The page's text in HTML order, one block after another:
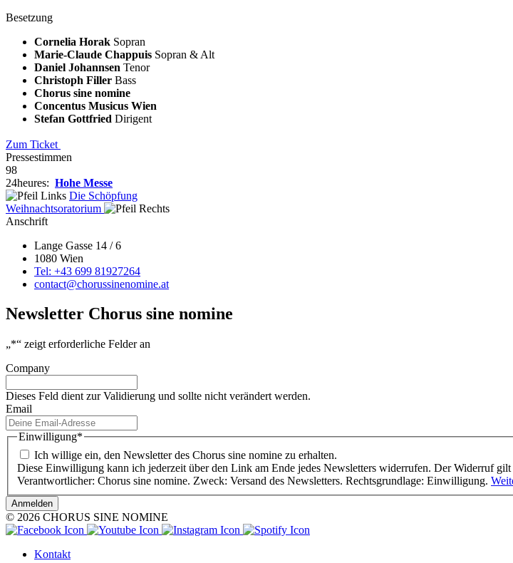
Besetzung
Cornelia Horak Sopran
Marie-Claude Chappuis Sopran & Alt
Daniel Johannsen Tenor
Christoph Filler Bass
Chorus sine nomine
Concentus Musicus Wien
Stefan Gottfried Dirigent
Zum Ticket
Pressestimmen
98
24heures: Hohe Messe
Die Schöpfung
Weihnachtsoratorium
Anschrift
Lange Gasse 14 / 6
1080 Wien
Tel: +43 699 81927264
contact@chorussinenomine.at
Newsletter Chorus sine nomine
„*“ zeigt erforderliche Felder an
Company
Dieses Feld dient zur Validierung und sollte nicht verändert werden.
Email
Einwilligung*
Ich willige ein, den Newsletter des Chorus sine nomine zu erhalten.
Diese Einwilligung kann ich jederzeit über den Link am Ende jedes Newsletters widerrufen. Der Widerruf
Verantwortlicher: Chorus sine nomine. Zweck: Versand des Newsletters. Rechtsgrundlage: Einwilligung.
© 2026 CHORUS SINE NOMINE
Kontakt